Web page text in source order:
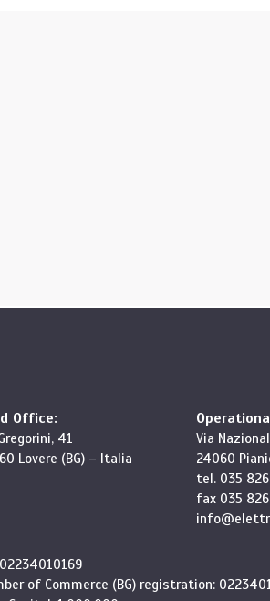
Office:
41
Lovere (BG) – Italia
Via
24060
tel. 035
fax 035
of Commerce (BG) registration: